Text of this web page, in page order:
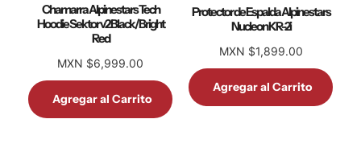
Chamarra Alpinestars Tech
Hoodie Sektor v2 Black/Bright
Red
MXN $6,999.00
Agregar al Carrito
Protector de Espalda Alpinestars
Nucleon KR-2i
MXN $1,899.00
Agregar al Carrito